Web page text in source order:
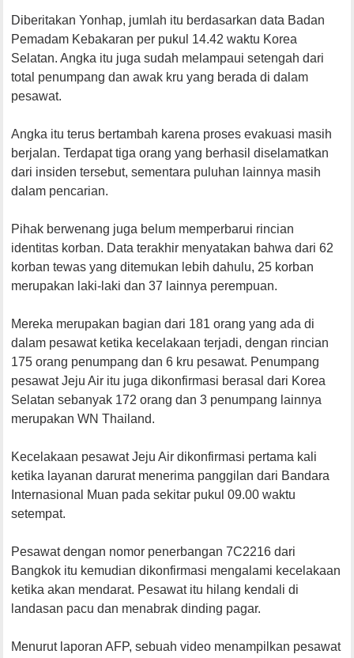
Diberitakan Yonhap, jumlah itu berdasarkan data Badan
Pemadam Kebakaran per pukul 14.42 waktu Korea
Selatan. Angka itu juga sudah melampaui setengah dari
total penumpang dan awak kru yang berada di dalam
pesawat.
Angka itu terus bertambah karena proses evakuasi masih
berjalan. Terdapat tiga orang yang berhasil diselamatkan
dari insiden tersebut, sementara puluhan lainnya masih
dalam pencarian.
Pihak berwenang juga belum memperbarui rincian
identitas korban. Data terakhir menyatakan bahwa dari 62
korban tewas yang ditemukan lebih dahulu, 25 korban
merupakan laki-laki dan 37 lainnya perempuan.
Mereka merupakan bagian dari 181 orang yang ada di
dalam pesawat ketika kecelakaan terjadi, dengan rincian
175 orang penumpang dan 6 kru pesawat. Penumpang
pesawat Jeju Air itu juga dikonfirmasi berasal dari Korea
Selatan sebanyak 172 orang dan 3 penumpang lainnya
merupakan WN Thailand.
Kecelakaan pesawat Jeju Air dikonfirmasi pertama kali
ketika layanan darurat menerima panggilan dari Bandara
Internasional Muan pada sekitar pukul 09.00 waktu
setempat.
Pesawat dengan nomor penerbangan 7C2216 dari
Bangkok itu kemudian dikonfirmasi mengalami kecelakaan
ketika akan mendarat. Pesawat itu hilang kendali di
landasan pacu dan menabrak dinding pagar.
Menurut laporan AFP, sebuah video menampilkan pesawat